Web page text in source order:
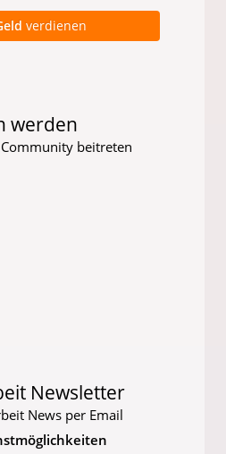
verdienen
werden
beitreten
Newsletter
News per Email